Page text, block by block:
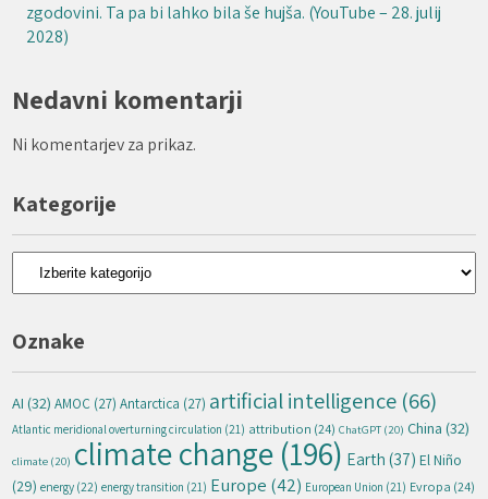
zgodovini. Ta pa bi lahko bila še hujša. (YouTube – 28. julij
2028)
Nedavni komentarji
Ni komentarjev za prikaz.
Kategorije
Kategorije
Oznake
AI (32) AMOC (27) Antarctica (27) artificial intelligence (66)
Atlantic meridional overturning circulation (21) attribution (24) ChatGPT (20) China (32)
climate (20) climate change (196) Earth (37) El Niño
(29) energy (22) energy transition (21) Europe (42) European Union (21) Evropa (24)